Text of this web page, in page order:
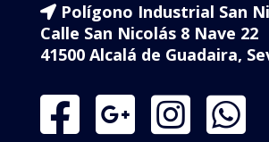
Polígono Industrial San
Calle San Nicolás 8 Nave 22
41500 Alcalá de Guadaira,